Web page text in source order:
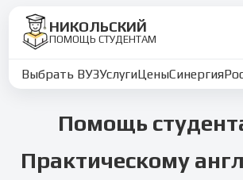
НИКОЛЬСКИЙ
ПОМОЩЬ СТУДЕНТАМ
Выбрать ВУЗУслугиЦеныСинергия
Помощь
Практическому